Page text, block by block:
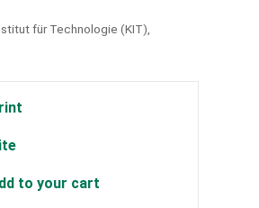
für Technologie (KIT),
to your cart